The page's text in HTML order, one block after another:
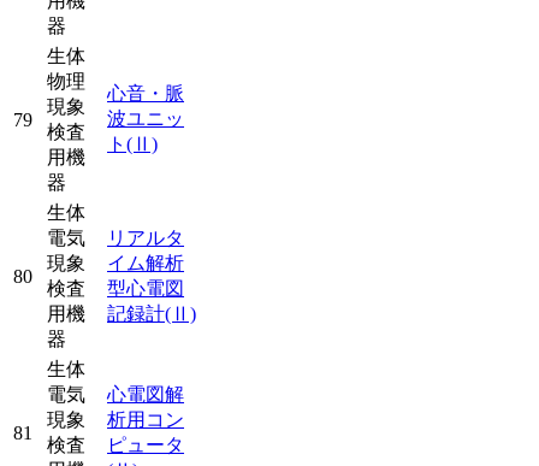
器
79
生体
物理
現象
検査
用機
器
心音・脈
波ユニッ
ト (Ⅱ)
80
生体
電気
現象
検査
用機
器
リアルタ
イム解析
型心電図
記録計(Ⅱ)
81
生体
電気
現象
検査
心電図解
析用コン
ピュータ